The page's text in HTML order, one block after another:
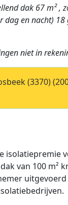
dak 67 m² ,
dag en nacht)
niet in
(3370)
isolatiepremie
van 100 m²